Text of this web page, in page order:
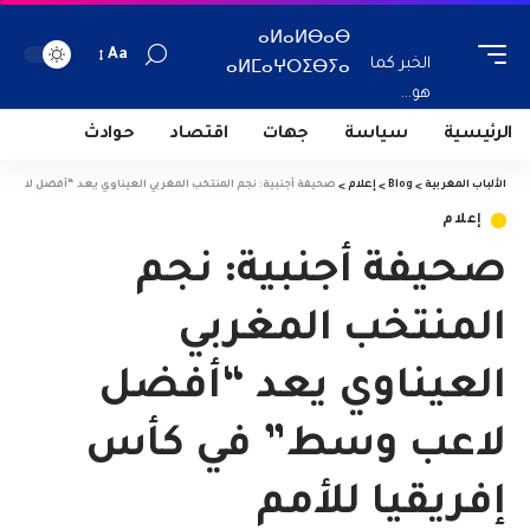
الخبر كما
هو...
ⴰⵍⴰⵍⴱⴰⴱ
ⴰⵍⵎⴰⵖⵔⵉⴱⵢⴰ
Aa
الرئيسية سياسة جهات اقتصاد حوادث
الألباب المغربية >
Blog
> إعلام > صحيفة أجنبية: نجم المنتخب المغربي العيناوي يعد “أفضل لاعب
إعلام
صحيفة أجنبية: نجم
المنتخب المغربي
العيناوي يعد “أفضل
لاعب وسط” في كأس
إفريقيا للأمم